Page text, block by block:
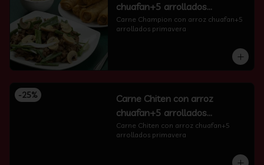
chuafan+5 arrollados
primavera
Carne Champion con arroz chuafan+5
arrollados primavera
-25%
Carne Chiten con arroz
chuafan+5 arrollados
primavera
Carne Chiten con arroz chuafan+5
arrollados primavera